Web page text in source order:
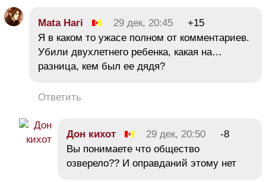
Mata Hari 29 дек, 20:45
+15
Я в каком то ужасе полном от комментариев.
Убили двухлетнего ребенка, какая на…
разница, кем был ее дядя?
Ответить
Дон кихот 29 дек, 20:50
-8
Вы понимаете что общество
озверело?? И оправданий этому нет